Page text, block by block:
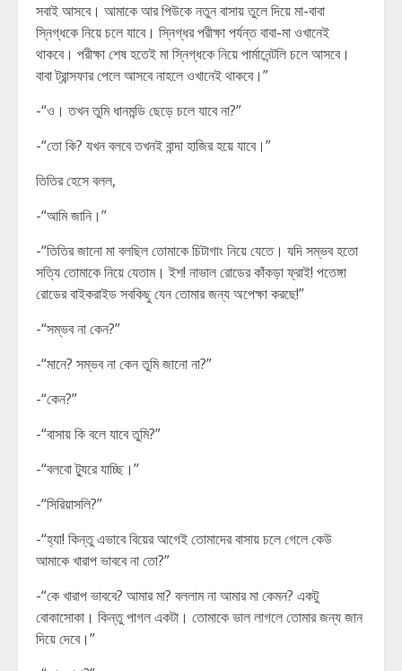
সবাই আসবে। আমাকে আর পিউকে নতুন বাসায় তুলে দিয়ে মা-বাবা
স্নিগ্ধকে নিয়ে চলে যাবে। স্নিগ্ধর পরীক্ষা পর্যন্ত বাবা-মা ওখানেই
থাকবে। পরীক্ষা শেষ হতেই মা স্নিগ্ধকে নিয়ে পার্মানেন্টলি চলে আসবে।
বাবা ট্রান্সফার পেলে আসবে নাহলে ওখানেই থাকবে।”
-“ও। তখন তুমি ধানমন্ডি ছেড়ে চলে যাবে না?”
-“তো কি? যখন বলবে তখনই বান্দা হাজির হয়ে যাবে।”
তিতির হেসে বলল,
-“আমি জানি।”
-“তিতির জানো মা বলছিল তোমাকে চিটাগাং নিয়ে যেতে। যদি সম্ভব হতো
সত্যি তোমাকে নিয়ে যেতাম। ইশ! নাভাল রোডের কাঁকড়া ফ্রাই! পতেঙ্গা
রোডের বাইকরাইড সবকিছু যেন তোমার জন্য অপেক্ষা করছে!”
-“সম্ভব না কেন?”
-“মানে? সম্ভব না কেন তুমি জানো না?”
-“কেন?”
-“বাসায় কি বলে যাবে তুমি?”
-“বলবো ট্যুরে যাচ্ছি।”
-“সিরিয়াসলি?”
-“হ্যা! কিন্তু এভাবে বিয়ের আগেই তোমাদের বাসায় চলে গেলে কেউ
আমাকে খারাপ ভাববে না তো?”
-“কে খারাপ ভাববে? আমার মা? বললাম না আমার মা কেমন? একটু
বোকাসোকা। কিন্তু পাগল একটা। তোমাকে ভাল লাগলে তোমার জন্য জান
দিয়ে দেবে।”